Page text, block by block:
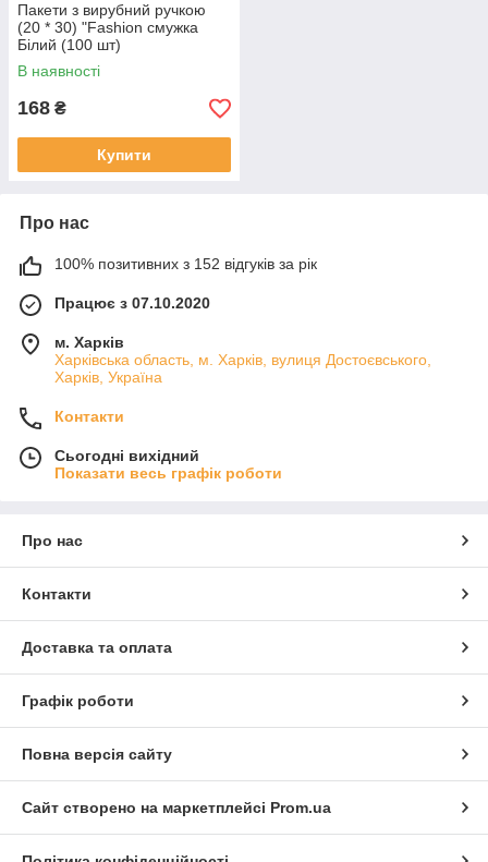
Пакети з вирубний ручкою
(20 * 30) "Fashion смужка
Білий (100 шт)
В наявності
168 ₴
Купити
Про нас
100% позитивних з 152 відгуків за рік
Працює з 07.10.2020
м. Харків
Харківська область, м. Харків, вулиця Достоєвського,
Харків, Україна
Контакти
Сьогодні вихідний
Показати весь графік роботи
Про нас
Контакти
Доставка та оплата
Графік роботи
Повна версія сайту
Сайт створено на маркетплейсі Prom.ua